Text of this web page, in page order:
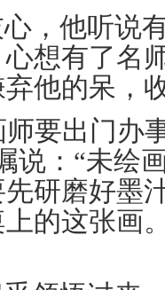
，他听说
想有了名
他的呆，
要出门办
说：“未绘
研磨好墨
的这张画